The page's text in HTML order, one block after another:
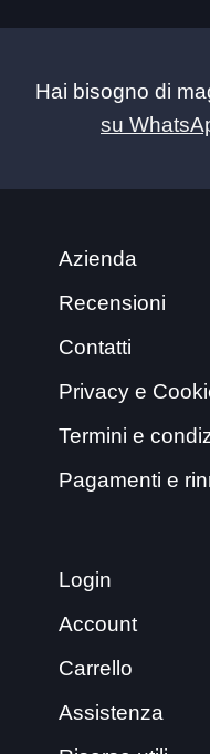
Hai bisogno di
su
Azienda
Recensioni
Contatti
Privacy e
Termini e
Pagamenti e
Login
Account
Carrello
Assistenza